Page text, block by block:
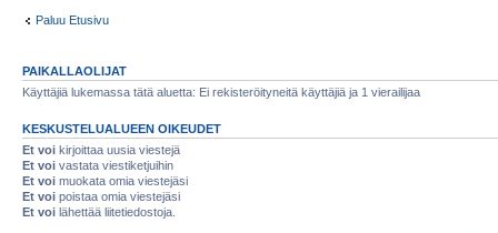
Paluu Etusivu
PAIKALLAOLIJAT
Käyttäjiä lukemassa tätä aluetta: Ei rekisteröityneitä käyttäjiä ja 1 vierailijaa
KESKUSTELUALUEEN OIKEUDET
Et voi kirjoittaa uusia viestejä
Et voi vastata viestiketjuihin
Et voi muokata omia viestejäsi
Et voi poistaa omia viestejäsi
Et voi lähettää liitetiedostoja.